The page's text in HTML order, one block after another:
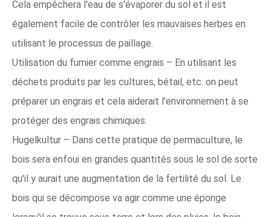
Cela empêchera l'eau de s'évaporer du sol et il est
également facile de contrôler les mauvaises herbes en
utilisant le processus de paillage.
Utilisation du fumier comme engrais – En utilisant les
déchets produits par les cultures, bétail, etc. on peut
préparer un engrais et cela aiderait l'environnement à se
protéger des engrais chimiques.
Hugelkultur – Dans cette pratique de permaculture, le
bois sera enfoui en grandes quantités sous le sol de sorte
qu'il y aurait une augmentation de la fertilité du sol. Le
bois qui se décompose va agir comme une éponge